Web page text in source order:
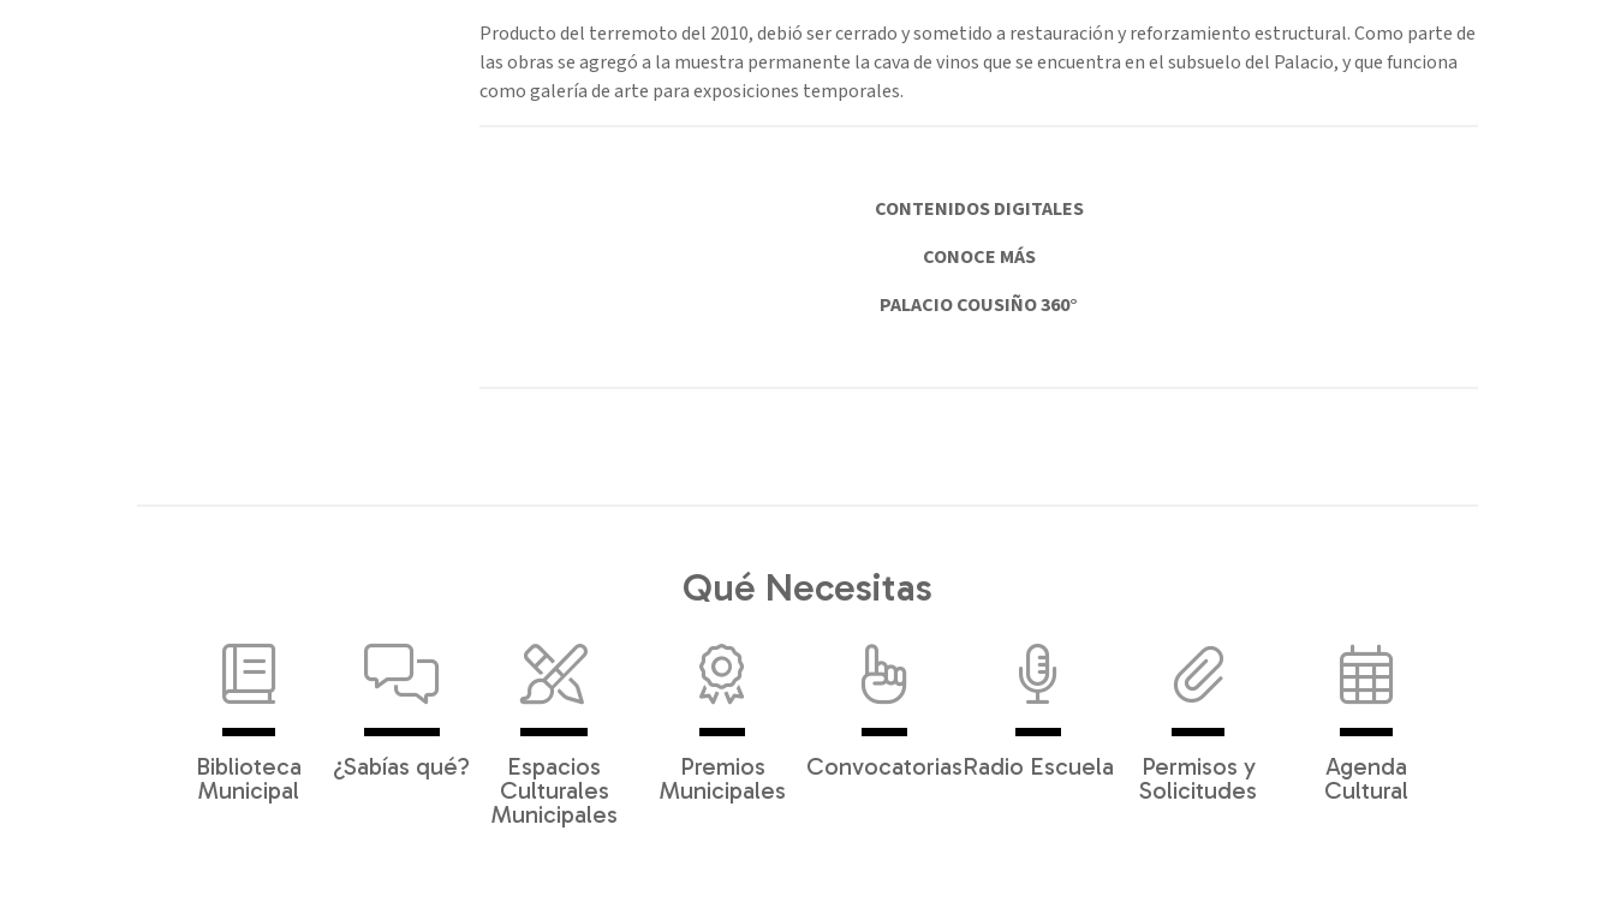
Producto del terremoto del 2010, debió ser cerrado y sometido a restauración y reforzamiento estructural. Como parte de
las obras se agregó a la muestra permanente la cava de vinos que se encuentra en el subsuelo del Palacio, y que funciona
como galería de arte para exposiciones temporales.
CONTENIDOS DIGITALES
CONOCE MÁS
PALACIO COUSIÑO 360°
Qué Necesitas
Biblioteca
Municipal
¿Sabías qué?
Espacios
Culturales
Municipales
Premios
Municipales
ConvocatoriasRadio Escuela
Permisos y
Solicitudes
Agenda
Cultural